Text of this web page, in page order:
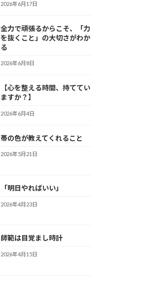
2026年6月17日
全力で頑張るからこそ、「力
を抜くこと」の大切さがわか
る
2026年6月8日
【心を整える時間、持ててい
ますか？】
2026年6月4日
帯の色が教えてくれること
2026年5月21日
「明日やればいい」
2026年4月23日
師範は目覚まし時計
2026年4月15日